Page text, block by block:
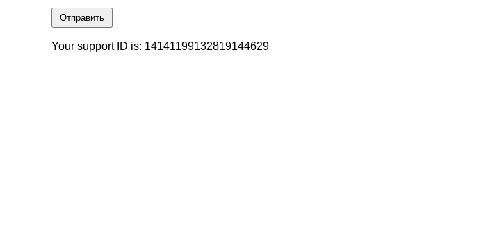
Отправить
Your support ID is: 14141199132819144629